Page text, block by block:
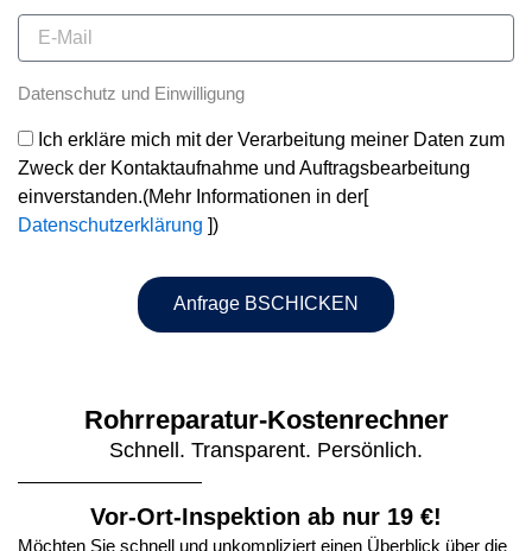
Rohrreparatur-Kostenrechner
Schnell. Transparent. Persönlich.
Vor-Ort-Inspektion ab nur 19 €!
Möchten Sie schnell und unkompliziert einen Überblick über die
Datenschutz und Einwilligung
Ich erkläre mich mit der Verarbeitung meiner Daten zum
Zweck der Kontaktaufnahme und Auftragsbearbeitung
einverstanden.(Mehr Informationen in der[
Datenschutzerklärung ])
Anfrage BSCHICKEN